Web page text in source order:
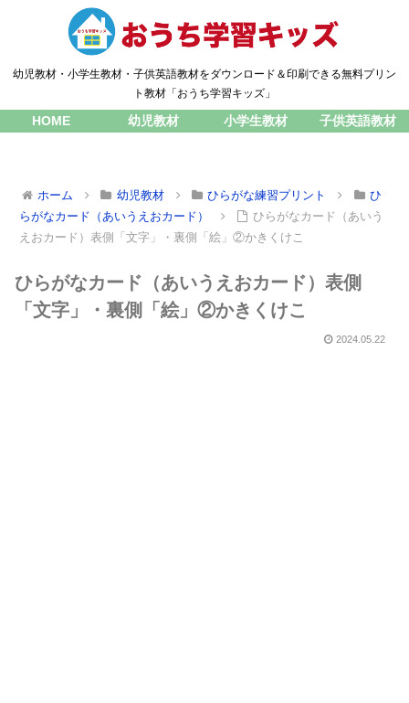
幼児教材・小学生教材・子供英語教材をダウンロード＆印刷できる無料プリン
ト教材「おうち学習キッズ」
HOME 幼児教材 小学生教材 子供英語教材
ホーム 幼児教材 ひらがな練習プリント
ひ
らがなカード（あいうえおカード）
ひらがなカード（あいう
えおカード）表側「文字」・裏側「絵」②かきくけこ
ひらがなカード（あいうえおカード）表側
「文字」・裏側「絵」②かきくけこ
2024.05.22